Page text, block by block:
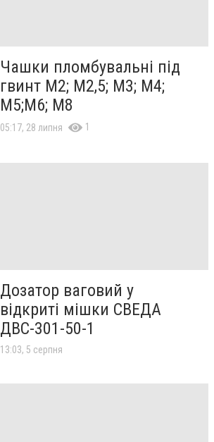
Чашки пломбувальні під
гвинт М2; М2,5; М3; М4;
М5;М6; М8
05:17, 28 липня 1
Дозатор ваговий у
відкриті мішки СВЕДА
ДВС-301-50-1
13:03, 5 серпня